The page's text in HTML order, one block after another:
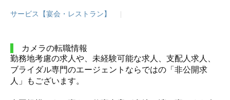
サービス【宴会・レストラン】
カメラの転職情報
勤務地考慮の求人や、未経験可能な求人、支配人求人、
ブライダル専門のエージェントならではの「非公開求
人」もございます。